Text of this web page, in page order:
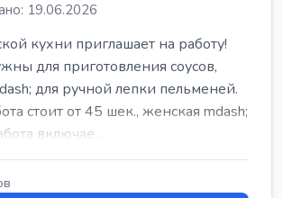
19.06.2026
кухни приглашает на работу!
для приготовления соусов,
для ручной лепки пельменей.
стоит от 45 шек., женская mdash;
включае...